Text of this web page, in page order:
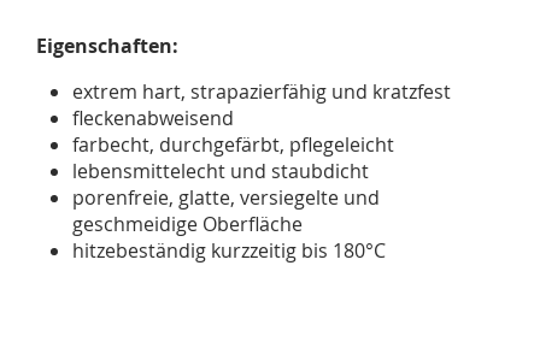
Eigenschaften:
extrem hart, strapazierfähig und kratzfest
fleckenabweisend
farbecht, durchgefärbt, pflegeleicht
lebensmittelecht und staubdicht
porenfreie, glatte, versiegelte und
geschmeidige Oberfläche
hitzebeständig kurzzeitig bis 180°C